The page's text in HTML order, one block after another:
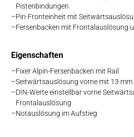
Pistenbindungen
Pin-Fronteinheit mit
Fersenbacken mit Frontalauslösung
Eig­en­schaft­en
Fixer Alpin-Fersenbacken mit Rail
Seitwärtsauslösung vorne mit 13 mm
DIN-Werte einstellbar vorne
Frontalauslösung
Notauslösung im Aufstieg